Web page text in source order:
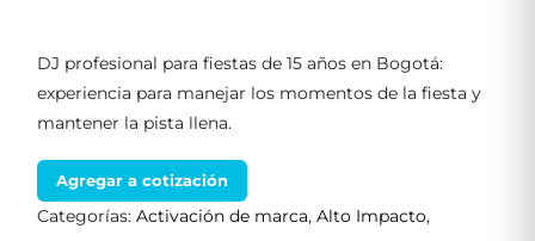
DJ profesional para fiestas de 15 años en Bogotá:
experiencia para manejar los momentos de la fiesta y
mantener la pista llena.
Agregar a cotización
Categorías: Activación de marca, Alto Impacto,